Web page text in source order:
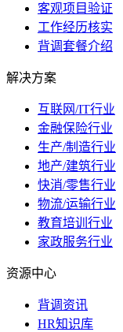
客观项目验证
工作经历核实
背调套餐介绍
解决方案
互联网/IT行业
金融保险行业
生产/制造行业
地产/建筑行业
快消/零售行业
物流/运输行业
教育培训行业
家政服务行业
资源中心
背调资讯
HR知识库